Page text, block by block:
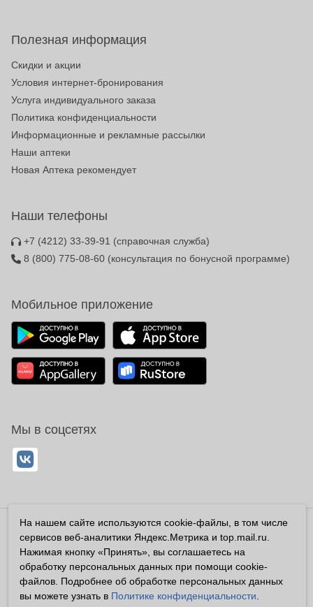
Полезная информация
Скидки и акции
Условия интернет-бронирования
Услуга индивидуального заказа
Политика конфиденциальности
Информационные и рекламные рассылки
Наши аптеки
Новая Аптека рекомендует
Наши телефоны
+7 (4212) 33-39-91 (справочная служба)
8 (800) 775-08-60 (консультация по бонусной программе)
Мобильное приложение
Мы в соцсетях
Владелец сайта ООО «Суперфарма» ОГРН 1032700302194
Все права защищены ©2026
Информация, размещенная на данном сайте имеет
справочный характер, и не должна восприниматься
посетителями сайта как публичная оферта, предусмотренная
На нашем сайте используются cookie-файлы, в том числе
сервисов веб-аналитики Яндекс.Метрика и top.mail.ru.
Нажимая кнопку «Принять», вы соглашаетесь на
обработку персональных данных при помощи cookie-
файлов. Подробнее об обработке персональных данных
вы можете узнать в Политике конфиденциальности